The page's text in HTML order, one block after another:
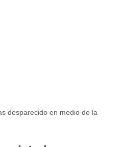
desparecido en medio de la